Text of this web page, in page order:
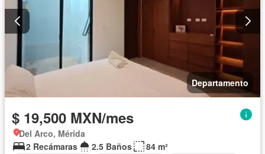
Departamento
$ 19,500 MXN/mes
Del Arco, Mérida
2 Recámaras
2.5 Baños
84 m²